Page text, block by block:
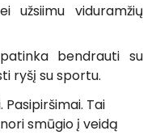
užsiimu viduramžių
bendrauti su
ryšį su sportu.
Pasipiršimai. Tai
smūgio į veidą